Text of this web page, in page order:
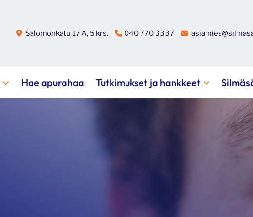
Salomonkatu 17 A, 5 krs. 040 770 3337
Hae apurahaa Tutkimukset ja hankkeet